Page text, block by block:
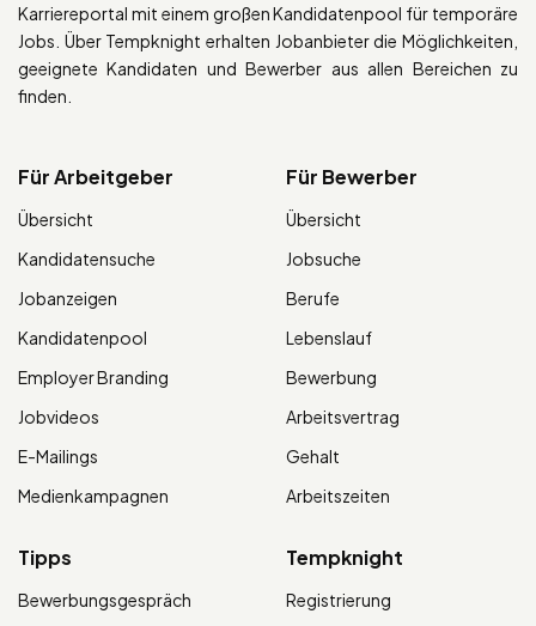
Karriereportal mit einem großen Kandidatenpool für temporäre
Jobs. Über Tempknight erhalten Jobanbieter die Möglichkeiten,
geeignete Kandidaten und Bewerber aus allen Bereichen zu
finden.
Für Arbeitgeber
Übersicht
Kandidatensuche
Jobanzeigen
Kandidatenpool
Employer Branding
Jobvideos
E-Mailings
Medienkampagnen
Für Bewerber
Übersicht
Jobsuche
Berufe
Lebenslauf
Bewerbung
Arbeitsvertrag
Gehalt
Arbeitszeiten
Tipps
Bewerbungsgespräch
Tempknight
Registrierung